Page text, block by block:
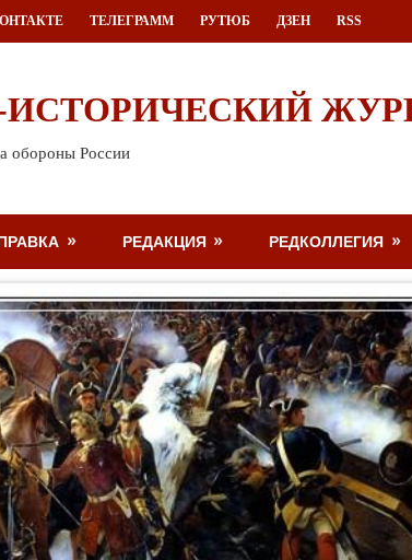
ТЕЛЕГРАММ РУТЮБ ДЗЕН RSS
обороны России
РЕДАКЦИЯ РЕДКОЛЛЕГИЯ